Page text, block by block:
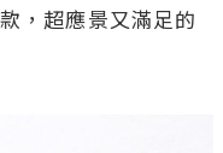
，超應景又滿足的